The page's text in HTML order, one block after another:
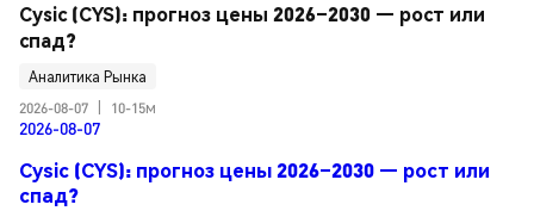
Cysic (CYS): прогноз цены 2026–2030 — рост или
спад?
Аналитика Рынка
2026-08-07
10-15м
2026-08-07
Cysic (CYS): прогноз цены 2026–2030 — рост или
спад?